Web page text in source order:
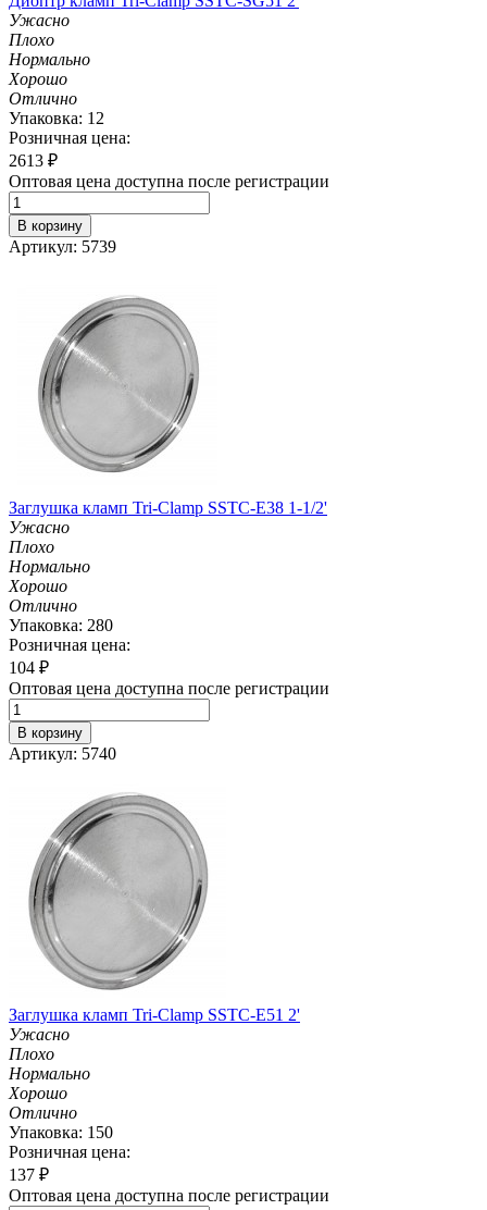
Ужасно
Плохо
Нормально
Хорошо
Отлично
Упаковка: 12
Розничная цена:
2613 ₽
Оптовая цена доступна после регистрации
В корзину
Артикул: 5739
Заглушка кламп Tri-Clamp SSTC-Е38 1-1/2'
Ужасно
Плохо
Нормально
Хорошо
Отлично
Упаковка: 280
Розничная цена:
104 ₽
Оптовая цена доступна после регистрации
В корзину
Артикул: 5740
Заглушка кламп Tri-Clamp SSTC-Е51 2'
Ужасно
Плохо
Нормально
Хорошо
Отлично
Упаковка: 150
Розничная цена:
137 ₽
Оптовая цена доступна после регистрации